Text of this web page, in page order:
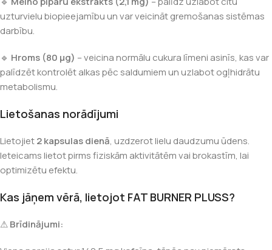
uzturvielu biopieejamību un var veicināt gremošanas sistēmas
darbību.
🔹 Hroms (80 μg) – veicina normālu cukura līmeni asinīs, kas var
palīdzēt kontrolēt alkas pēc saldumiem un uzlabot ogļhidrātu
metabolismu.
Lietošanas norādījumi
Lietojiet2 kapsulas dienā, uzdzerot lielu daudzumu ūdens.
Ieteicams lietot pirms fiziskām aktivitātēm vai brokastīm, lai
optimizētu efektu.
Kas jāņem vērā, lietojot FAT BURNER PLUSS?
⚠Brīdinājumi: